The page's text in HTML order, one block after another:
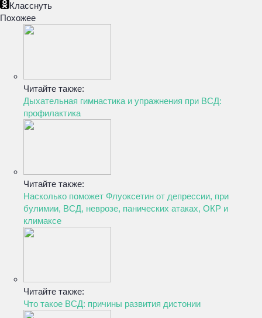
Класснуть
Похожее
Читайте также:
Дыхательная гимнастика и упражнения при ВСД:
профилактика
Читайте также:
Насколько поможет Флуоксетин от депрессии, при
булимии, ВСД, неврозе, панических атаках, ОКР и
климаксе
Читайте также:
Что такое ВСД: причины развития дистонии